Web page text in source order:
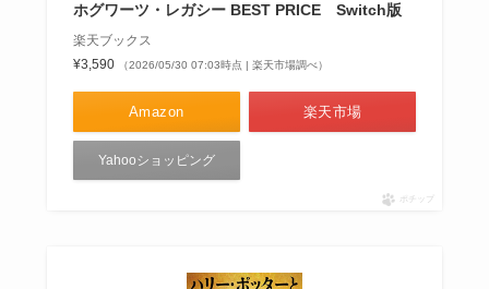
ホグワーツ・レガシー BEST PRICE Switch版
楽天ブックス
¥3,590
（2026/05/30 07:03時点 | 楽天市場調べ）
Amazon 楽天市場
Yahooショッピング
ポチップ